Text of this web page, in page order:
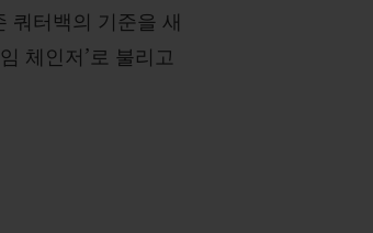
쿼터백의 기준을 새
체인저’로 불리고